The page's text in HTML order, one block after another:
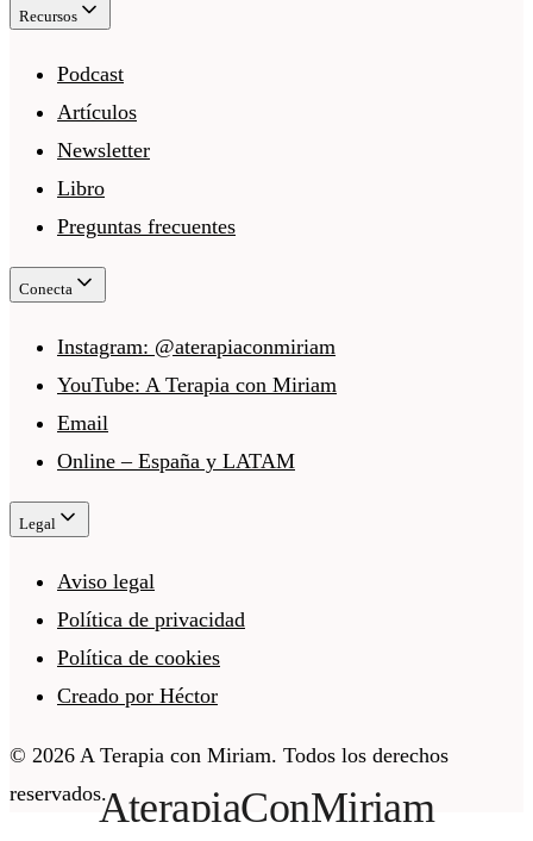
Recursos
Podcast
Artículos
Newsletter
Libro
Preguntas frecuentes
Conecta
Instagram: @aterapiaconmiriam
YouTube: A Terapia con Miriam
Email
Online – España y LATAM
Legal
Aviso legal
Política de privacidad
Política de cookies
Creado por Héctor
© 2026 A Terapia con Miriam. Todos los derechos
reservados.AterapiaConMiriam